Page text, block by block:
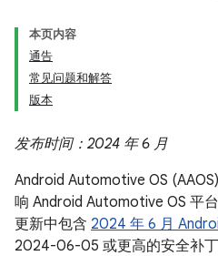
本页内容
通告
常见问题和解答
版本
发布时间：2024 年 6 月
Android Automotive OS
响 Android Automotive OS 平
更新中包含 2024 年 6 月
2024-06-05 或更高的安全补